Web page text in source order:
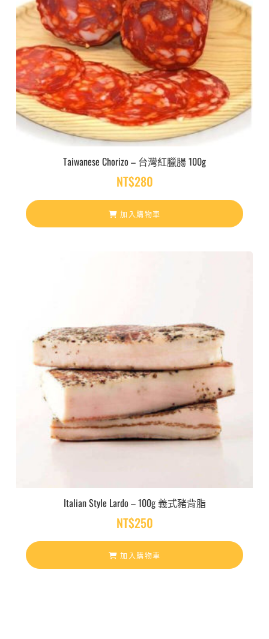
Taiwanese Chorizo – 台灣紅臘腸 100g
NT$280
加入購物車
Italian Style Lardo – 100g 義式豬背脂
NT$250
加入購物車